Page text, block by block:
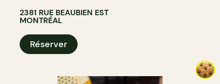
2381 RUE BEAUBIEN EST
MONTRÉAL
Réserver